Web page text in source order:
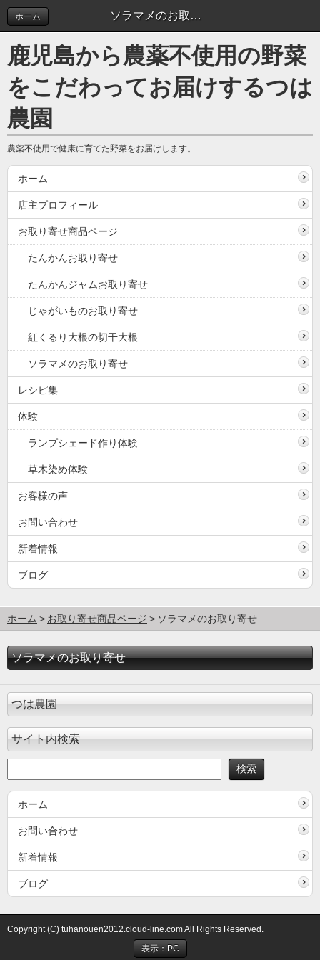
ソラマメのお取り寄せ
ホーム
鹿児島から農薬不使用の野菜
をこだわってお届けするつは
農園
農薬不使用で健康に育てた野菜をお届けします。
ホーム
店主プロフィール
お取り寄せ商品ページ
たんかんお取り寄せ
たんかんジャムお取り寄せ
じゃがいものお取り寄せ
紅くるり大根の切干大根
ソラマメのお取り寄せ
レシピ集
体験
ランプシェード作り体験
草木染め体験
お客様の声
お問い合わせ
新着情報
ブログ
ホーム お取り寄せ商品ページ ソラマメのお取り寄せ
ソラマメのお取り寄せ
つは農園
サイト内検索
ホーム
お問い合わせ
新着情報
ブログ
Copyright (C) tuhanouen2012.cloud-line.com All Rights Reserved.
表示：PC